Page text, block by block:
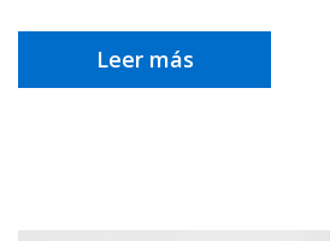
Leer más